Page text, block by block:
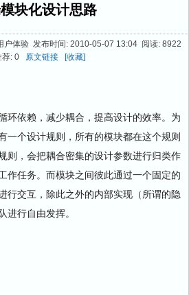
块化设计思路
户体验 发布时间: 2010-05-07 13:04 阅读: 8922
荐: 0
原文链接 [收藏]
依赖，减少耦合，提高设计的效率。为
一个设计规则，所有的模块都在这个规则
则，会把耦合密集的设计参数进行归类作
作任务。而模块之间彼此通过一个固定的
行交互，除此之外的内部实现（所谓的隐
行自由发挥。